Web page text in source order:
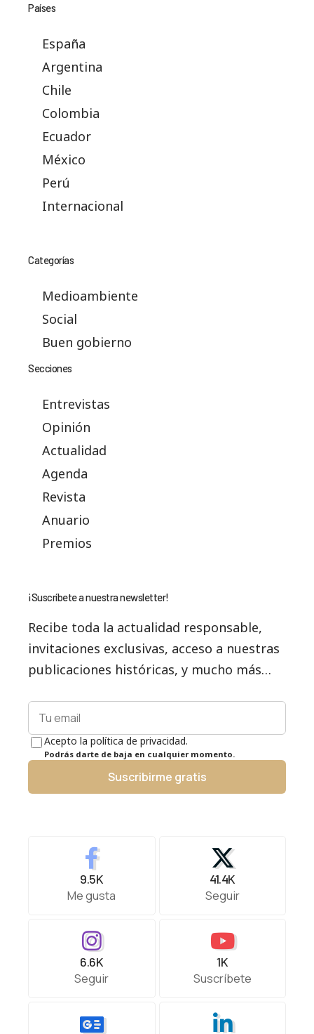
Países
España
Argentina
Chile
Colombia
Ecuador
México
Perú
Internacional
Categorías
Medioambiente
Social
Buen gobierno
Secciones
Entrevistas
Opinión
Actualidad
Agenda
Revista
Anuario
Premios
¡Suscríbete a nuestra newsletter!
Recibe toda la actualidad responsable,
invitaciones exclusivas, acceso a nuestras
publicaciones históricas, y mucho más…
Acepto la política de privacidad.
Podrás darte de baja en cualquier momento.
Suscribirme gratis
9.5K
Me gusta
41.4K
Seguir
6.6K
Seguir
1K
Suscríbete